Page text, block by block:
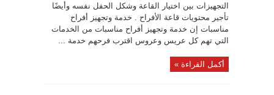
التجهيزات بين اختيار القاعة وشكل الحفل نفسه وأيضًا
تأجير محتويات قاعة الأفراح . خدمة وتجهيز أفراح
مناسبات إن خدمة وتجهيز أفراح مناسبات من الخدمات
التي تهم كل عريس وعروس اقترب فرحهم خدمة ...
أكمل القراءة »